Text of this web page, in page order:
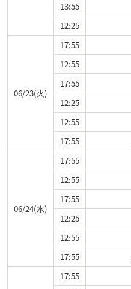
13:55
12:25
06/23(火)
17:55
12:55
17:55
12:25
12:55
17:55
06/24(水)
17:55
12:55
17:55
12:25
12:55
17:55
17:55